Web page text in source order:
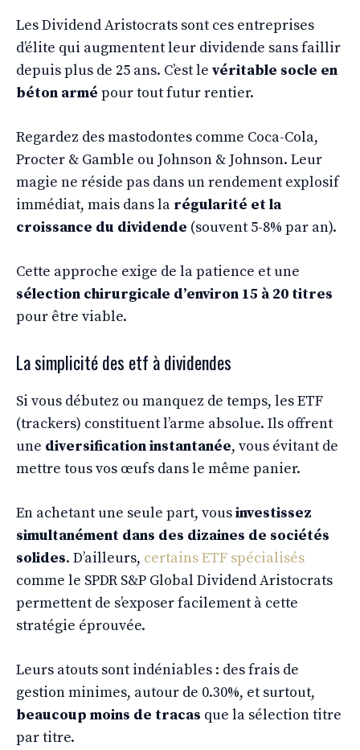
Les Dividend Aristocrats sont ces entreprises
d’élite qui augmentent leur dividende sans faillir
depuis plus de 25 ans. C’est levéritable socle en
béton armé pour tout futur rentier.
Regardez des mastodontes comme Coca-Cola,
Procter & Gamble ou Johnson & Johnson. Leur
magie ne réside pas dans un rendement explosif
immédiat, mais dans la régularité et la
croissance du dividende (souvent 5-8% par an).
Cette approche exige de la patience et une
sélection chirurgicale d’environ 15 à 20 titres
pour être viable.
La simplicité des etf à dividendes
Si vous débutez ou manquez de temps, les ETF
(trackers) constituent l’arme absolue. Ils offrent
une diversification instantanée, vous évitant de
mettre tous vos œufs dans le même panier.
En achetant une seule part, vousinvestissez
simultanément dans des dizaines de sociétés
solides. D’ailleurs, certains ETF spécialisés
comme le SPDR S&P Global Dividend Aristocrats
permettent de s’exposer facilement à cette
stratégie éprouvée.
Leurs atouts sont indéniables : des frais de
gestion minimes, autour de 0.30%, et surtout,
beaucoup moins de tracas que la sélection titre
par titre.